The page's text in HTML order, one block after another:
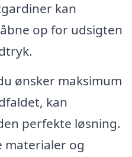
kan
op for udsigten
ønsker maksimum
kan
perfekte løsning.
materialer og